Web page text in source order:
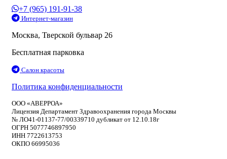
+7 (965) 191-91-38
Интернет-магазин
Москва, Тверской бульвар 26
Бесплатная парковка
Салон красоты
Политика конфиденциальности
ООО «АВЕРРОА»
Лицензия Департамент Здравоохранения города Москвы
№ ЛО41-01137-77/00339710 дубликат от 12.10.18г
ОГРН 5077746897950
ИНН 7722613753
ОКПО 66995036